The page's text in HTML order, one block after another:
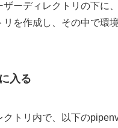
ザーディレクトリの下に
リを作成し、その中で環
入る
クトリ内で、以下の